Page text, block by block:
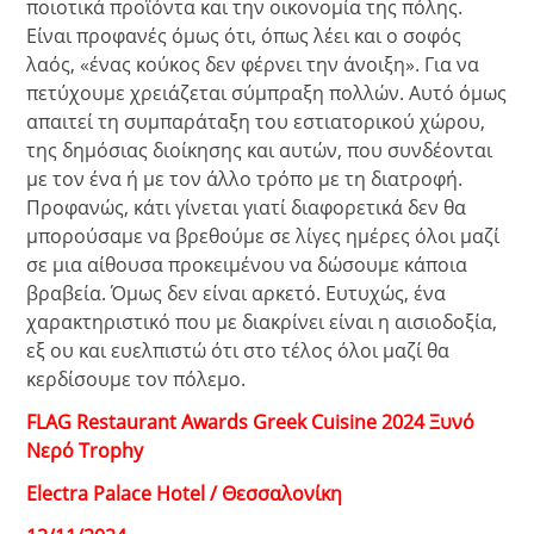
ποιοτικά προϊόντα και την οικονομία της πόλης.
Είναι προφανές όμως ότι, όπως λέει και ο σοφός
λαός, «ένας κούκος δεν φέρνει την άνοιξη». Για να
πετύχουμε χρειάζεται σύμπραξη πολλών. Αυτό όμως
απαιτεί τη συμπαράταξη του εστιατορικού χώρου,
της δημόσιας διοίκησης και αυτών, που συνδέονται
με τον ένα ή με τον άλλο τρόπο με τη διατροφή.
Προφανώς, κάτι γίνεται γιατί διαφορετικά δεν θα
μπορούσαμε να βρεθούμε σε λίγες ημέρες όλοι μαζί
σε μια αίθουσα προκειμένου να δώσουμε κάποια
βραβεία. Όμως δεν είναι αρκετό. Ευτυχώς, ένα
χαρακτηριστικό που με διακρίνει είναι η αισιοδοξία,
εξ ου και ευελπιστώ ότι στο τέλος όλοι μαζί θα
κερδίσουμε τον πόλεμο.
FLAG Restaurant Awards Greek Cuisine 2024 Ξυνό
Νερό Trophy
Electra Palace Hotel / Θεσσαλονίκη